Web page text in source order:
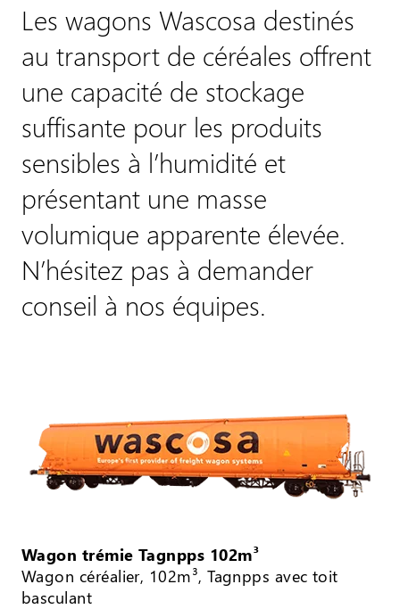
Les wagons Wascosa destinés
au transport de céréales offrent
une capacité de stockage
suffisante pour les produits
sensibles à l’humidité et
présentant une masse
volumique apparente élevée.
N’hésitez pas à demander
conseil à nos équipes.
Wagon trémie Tagnpps 102m³
Wagon céréalier, 102m³, Tagnpps avec toit
basculant